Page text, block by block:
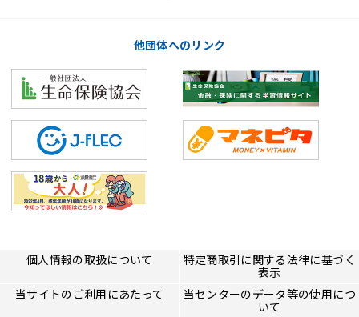
他団体へのリンク
個人情報の取扱について
特定商取引に関する法律に基づく
表示
当サイトのご利用にあたって
当センターのデータ等の使用につ
いて